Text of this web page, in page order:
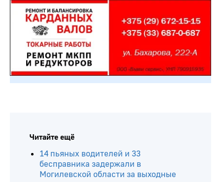
Читайте ещё
14 пьяных водителей и 33
бесправника задержали в
Могилевской области за выходные